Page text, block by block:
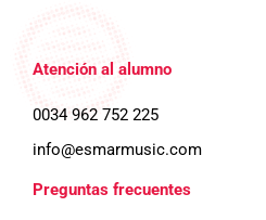
Atención al alumno
0034 962 752 225
info@esmarmusic.com
Preguntas frecuentes